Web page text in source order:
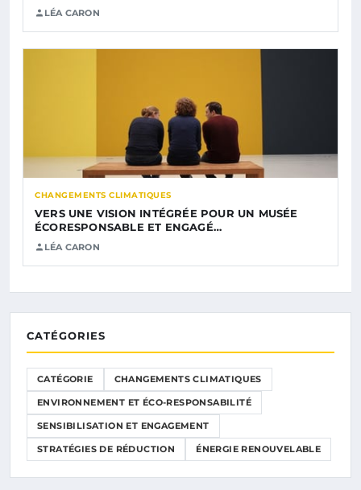
LÉA CARON
CHANGEMENTS CLIMATIQUES
VERS UNE VISION INTÉGRÉE POUR UN MUSÉE
ÉCORESPONSABLE ET ENGAGÉ…
LÉA CARON
CATÉGORIES
CATÉGORIE CHANGEMENTS CLIMATIQUES
ENVIRONNEMENT ET ÉCO-RESPONSABILITÉ
SENSIBILISATION ET ENGAGEMENT
STRATÉGIES DE RÉDUCTION ÉNERGIE RENOUVELABLE